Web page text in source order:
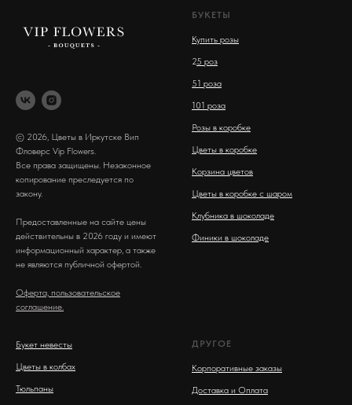
© 2026, Цветы в Иркутске Вип
Фловерс Vip Flowers.
Все права защищены. Незаконное
копирование преследуется по
закону.
Предоставленные на сайте цены
действительны в 2026 году и имеют
информационный характер, а также
не являются публичной офертой.
Оферта, пользовательское
соглашение.
БУКЕТЫ
Купить розы
25 роз
51 роза
101 роза
Розы в коробке
Цветы в коробке
Корзина цветов
Цветы в коробке с шаром
Клубника в шоколаде
Финики в шоколаде
Букет невесты
Цветы в колбах
Тюльпаны
ДРУГОЕ
Корпоративные заказы
Доставка и Оплата